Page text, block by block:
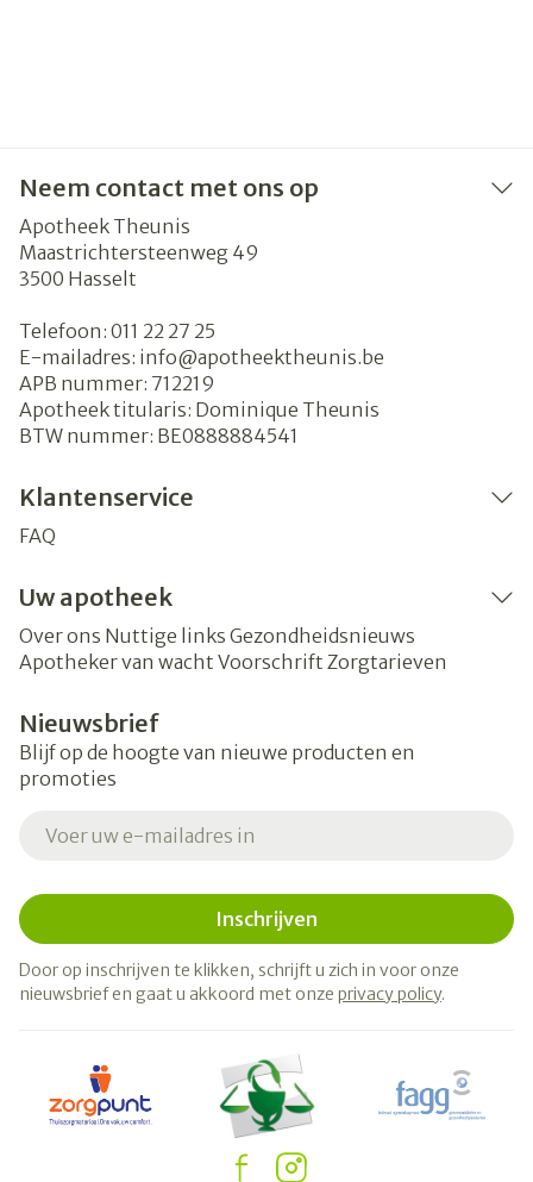
Neem contact met ons op
Apotheek Theunis
Maastrichtersteenweg 49
3500 Hasselt
Telefoon: 011 22 27 25
E-mailadres: info@apotheektheunis.be
APB nummer: 712219
Apotheek titularis: Dominique Theunis
BTW nummer: BE0888884541
Klantenservice
FAQ
Uw apotheek
Over ons Nuttige links Gezondheidsnieuws
Apotheker van wacht Voorschrift Zorgtarieven
Nieuwsbrief
Blijf op de hoogte van nieuwe producten en
promoties
Inschrijven
Door op inschrijven te klikken, schrijft u zich in voor onze
nieuwsbrief en gaat u akkoord met onze privacy policy.